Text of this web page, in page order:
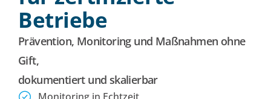
Betriebe
Prävention, Monitoring und Maßnahmen ohne
Gift,
dokumentiert und skalierbar